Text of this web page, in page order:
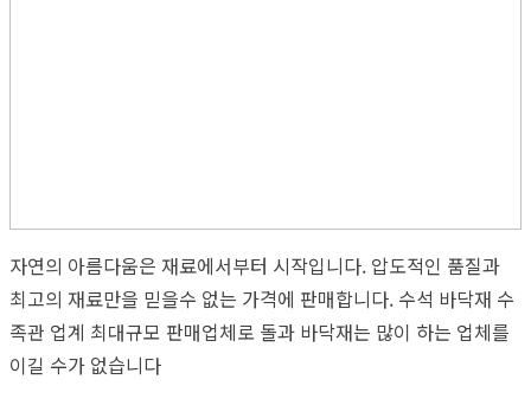
자연의 아름다움은 재료에서부터 시작입니다. 압도적인 품질과
최고의 재료만을 믿을수 없는 가격에 판매합니다. 수석 바닥재 수
족관 업계 최대규모 판매업체로 돌과 바닥재는 많이 하는 업체를
이길 수가 없습니다